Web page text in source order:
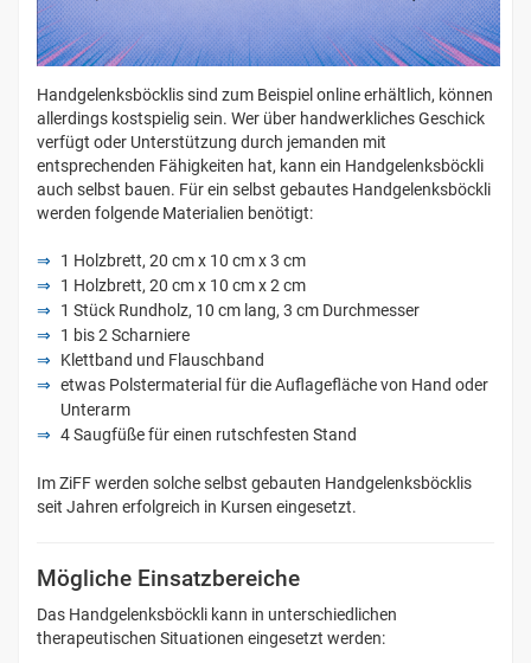
Handgelenksböcklis sind zum Beispiel online erhältlich, können
allerdings kostspielig sein. Wer über handwerkliches Geschick
verfügt oder Unterstützung durch jemanden mit
entsprechenden Fähigkeiten hat, kann ein Handgelenksböckli
auch selbst bauen. Für ein selbst gebautes Handgelenksböckli
werden folgende Materialien benötigt:
1 Holzbrett, 20 cm x 10 cm x 3 cm
1 Holzbrett, 20 cm x 10 cm x 2 cm
1 Stück Rundholz, 10 cm lang, 3 cm Durchmesser
1 bis 2 Scharniere
Klettband und Flauschband
etwas Polstermaterial für die Auflagefläche von Hand oder
Unterarm
4 Saugfüße für einen rutschfesten Stand
Im ZiFF werden solche selbst gebauten Handgelenksböcklis
seit Jahren erfolgreich in Kursen eingesetzt.
Mögliche Einsatzbereiche
Das Handgelenksböckli kann in unterschiedlichen
therapeutischen Situationen eingesetzt werden: